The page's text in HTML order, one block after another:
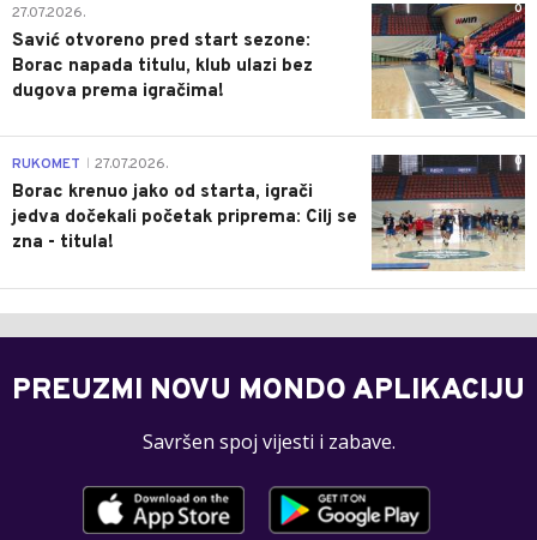
0
27.07.2026.
Savić otvoreno pred start sezone:
Borac napada titulu, klub ulazi bez
dugova prema igračima!
0
RUKOMET 27.07.2026.
Borac krenuo jako od starta, igrači
jedva dočekali početak priprema: Cilj se
zna - titula!
PREUZMI NOVU MONDO APLIKACIJU
Savršen spoj vijesti i zabave.